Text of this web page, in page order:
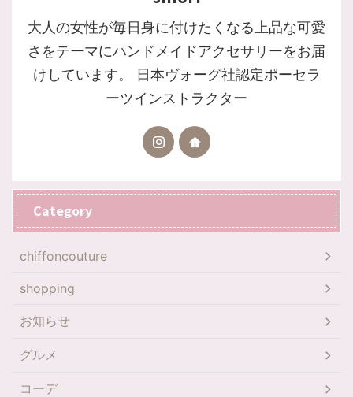
大人の女性が毎日身に付けたくなる上品な可愛
さをテーマにハンドメイドアクセサリーをお届
けしています。 日本ヴォーグ社認定ポーセラ
ーツインストラクター
Category
chiffoncouture
shopping
お知らせ
グルメ
コーデ